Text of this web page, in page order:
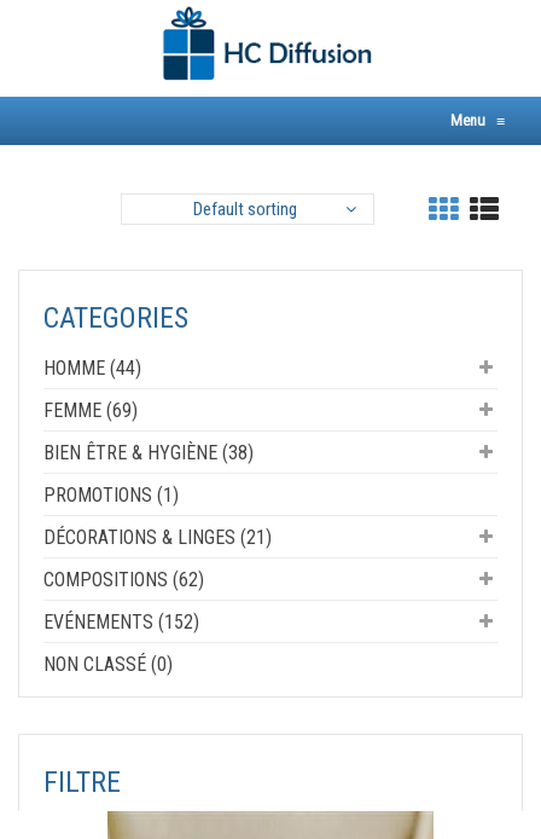
Menu ≡
CATEGORIES
HOMME (44)
FEMME (69)
BIEN ÊTRE & HYGIÈNE (38)
PROMOTIONS (1)
DÉCORATIONS & LINGES (21)
COMPOSITIONS (62)
EVÉNEMENTS (152)
NON CLASSÉ (0)
FILTRE
Default sorting